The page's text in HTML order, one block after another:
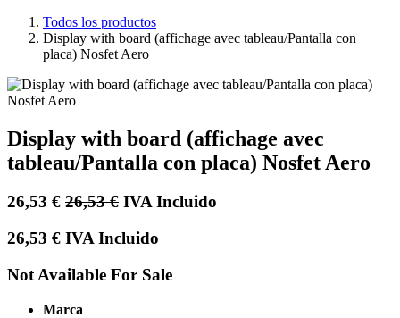
Todos los productos
Display with board (affichage avec tableau/Pantalla con
placa) Nosfet Aero
Display with board (affichage avec
tableau/Pantalla con placa) Nosfet Aero
26,53 € 26,53€ IVA Incluido
26,53 € IVA Incluido
Not Available For Sale
Marca